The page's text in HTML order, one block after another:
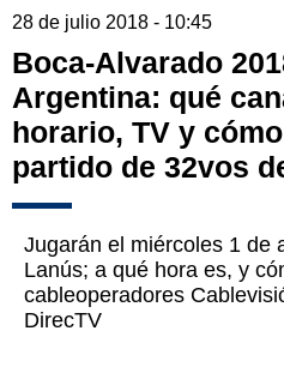
28 de julio 2018 - 10:45
Boca-Alvarado
Argentina: qué
horario, TV y
partido de 32vos
Jugarán el miércoles 1 de
Lanús; a qué hora es, y
cableoperadores
DirecTV